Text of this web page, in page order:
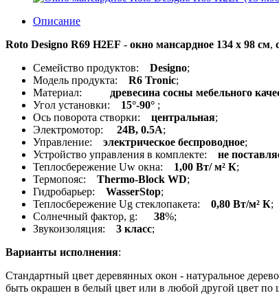
Описание
Roto Designo R69 H2EF - окно мансардное 134 x 98 см,
Семейство продуктов: Designo;
Модель продукта: R6 Tronic;
Материал:
древесина сосны мебельного
Угол установки: 15°-90° ;
Ось поворота створки: центральная;
Электромотор: 24В, 0.5А;
Управление: электрическое беспроводное;
Устройство управления в комплекте: не
Теплосбережение Uw окна: 1,00 Вт/ м² К;
Термопояс: Thermo-Block WD;
Гидробарьер: WasserStop;
Теплосбережение Ug стеклопакета:
0,80 Вт/м² К;
Солнечный фактор, g:
38%;
Звукоизоляция:
3 класс;
Варианты исполнения:
Стандартный цвет деревянных окон - натуральное
быть окрашен в белый цвет или в любой другой цвет по